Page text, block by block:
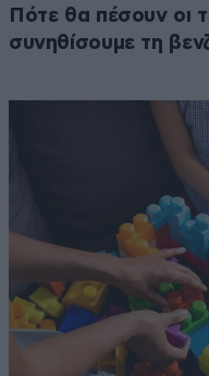
Πότε θα πέσουν οι
συνηθίσουμε τη